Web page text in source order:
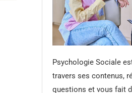
Psychologie Sociale
travers ses contenus,
questions et vous fait